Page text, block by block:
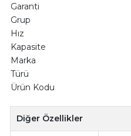
Garanti
Grup
Hız
Kapasite
Marka
Türü
Ürün Kodu
Diğer Özellikler